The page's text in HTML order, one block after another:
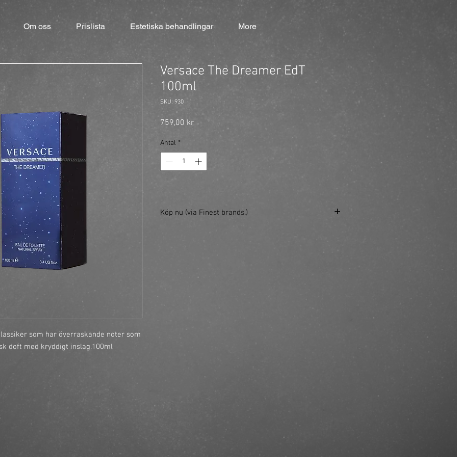
Om oss Prislista Estetiska behandlingar More
som har överraskande noter som
doft med kryddigt inslag.100ml
Versace The Dreamer EdT
100ml
SKU: 930
759,00 krPris
Antal *
Köp nu (via Finest brands.)